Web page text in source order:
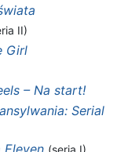
II)
Girl
– Na start!
Serial